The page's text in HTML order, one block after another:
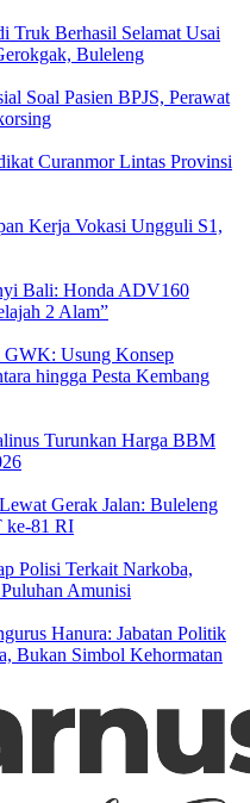
Truk Berhasil Selamat Usai
Buleleng
Soal Pasien BPJS, Perawat
Curanmor Lintas Provinsi
Kerja Vokasi Ungguli S1,
Bali: Honda ADV160
2 Alam”
GWK: Usung Konsep
hingga Pesta Kembang
Turunkan Harga BBM
Gerak Jalan: Buleleng
ke-81 RI
Polisi Terkait Narkoba,
Amunisi
Hanura: Jabatan Politik
Bukan Simbol Kehormatan